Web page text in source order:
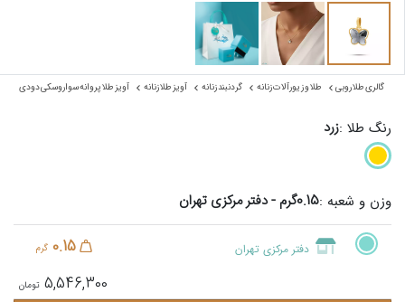
گالری طلا روبی طلا و زیورآلات زنانه گردنبند زنانه آویز طلا زنانه آویز طلا پروانه سواروسکی دودی
رنگ طلا :زرد
وزن و شعبه :0.15گرم - دفتر مرکزی تهران
دفتر مرکزی تهران 0.15 گرم
5,546,300